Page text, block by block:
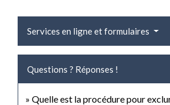
Services en ligne et formulaires
Questions ? Réponses !
Quelle est la procédure pour